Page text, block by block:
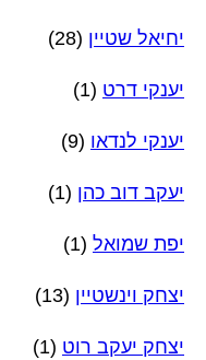
יחיאל שטיין (28)
יענקי דרט (1)
יענקי לנדאו (9)
יעקב דוב כהן (1)
יפת שמואל (1)
יצחק וינשטיין (13)
יצחק יעקב רוט (1)